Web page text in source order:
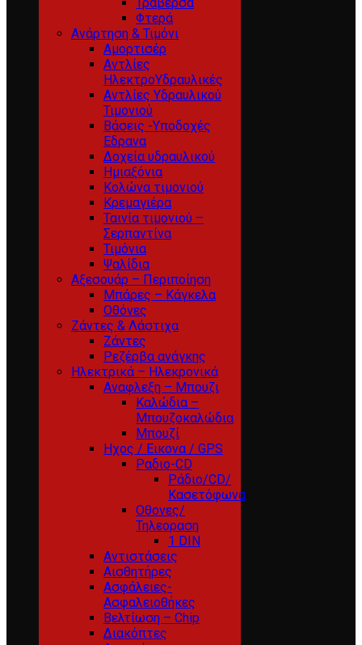
Φτερά
Ανάρτηση & Τιμόνι
Αμορτισέρ
Αντλίες
ΗλεκτροΥδραυλικές
Αντλίες Υδραυλικού
Τιμονιού
Βάσεις -Υποδοχές
Εδρανα
Δοχεία υδραυλικού
Ημιαξόνια
Κολώνα τιμονιού
Κρεμαγιέρα
Ταινία τιμονιού –
Σερπαντίνα
Τιμόνια
Ψαλίδια
Αξεσουάρ – Περιποίηση
Μπάρες – Κάγκελα
Οθόνες
Ζάντες & Λάστιχα
Ζάντες
Ρεζέρβα ανάγκης
Ηλεκτρικά – Ηλεκρονικά
Αναφλεξη – Μπουζι
Καλώδια –
Μπουζοκαλώδια
Μπουζί
Ηχος / Εικονα / GPS
Ραδιο-CD
Ράδιο/CD/
Κασετόφωνα
Οθονες/
Τηλεοραση
1 DIN
Αντιστάσεις
Αισθητήρες
Ασφάλειες-
Ασφαλειοθήκες
Βελτίωση – Chip
Διακόπτες